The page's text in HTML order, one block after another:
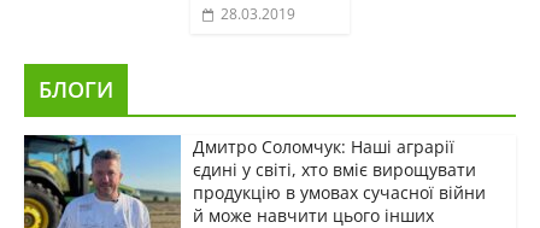
28.03.2019
БЛОГИ
Дмитро Соломчук: Наші аграрії
єдині у світі, хто вміє вирощувати
продукцію в умовах сучасної війни
й може навчити цього інших